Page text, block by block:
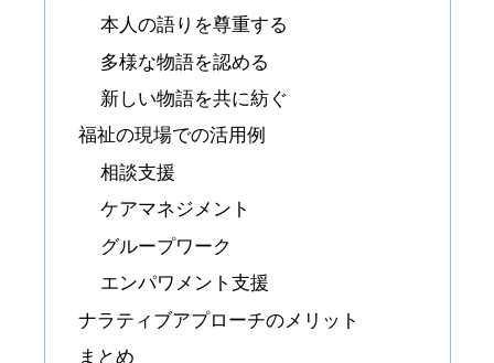
本人の語りを尊重する
多様な物語を認める
新しい物語を共に紡ぐ
福祉の現場での活用例
相談支援
ケアマネジメント
グループワーク
エンパワメント支援
ナラティブアプローチのメリット
まとめ